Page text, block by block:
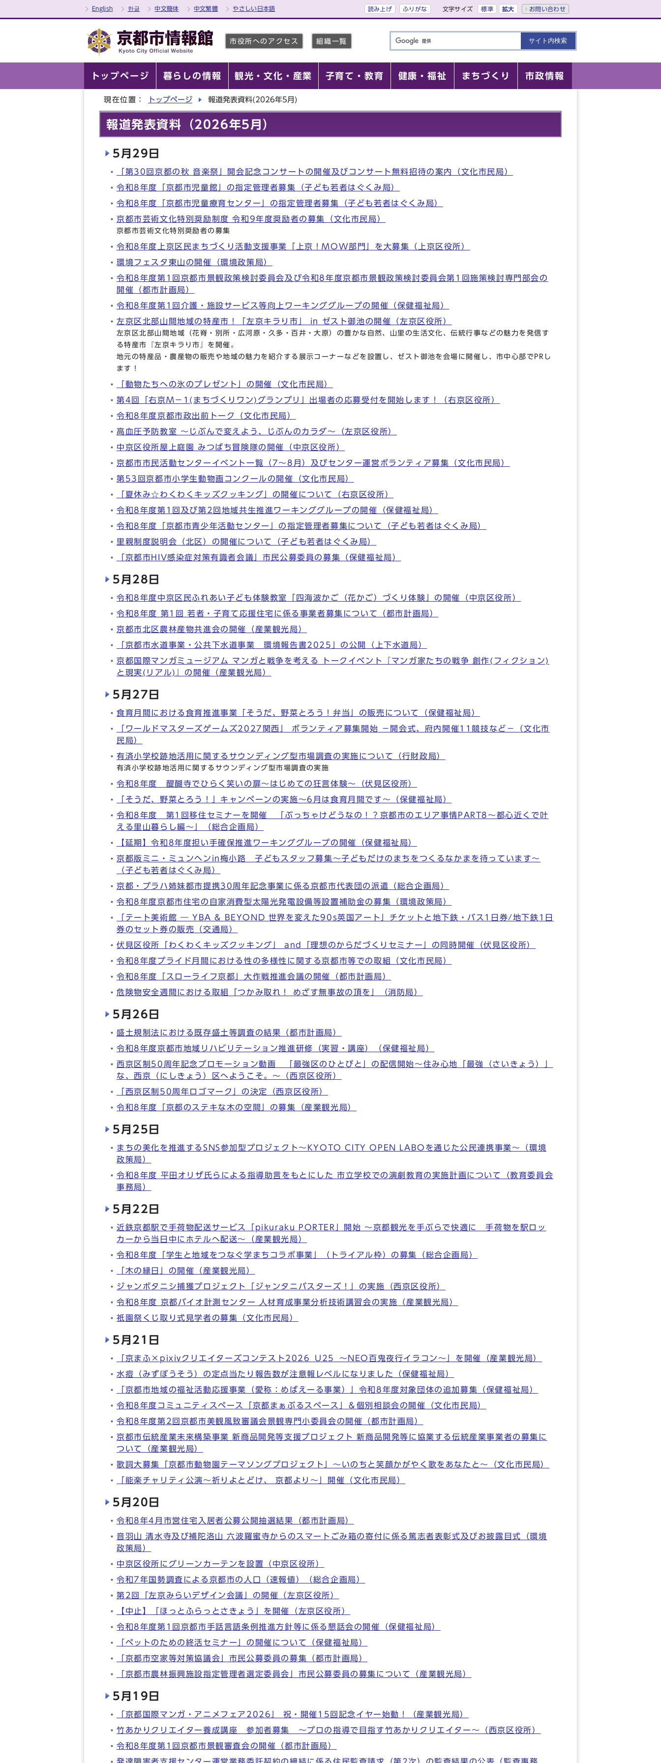
English 한글 中文簡体 中文繁體 やさしい日本語 読み上げ ふりがな 文字サイズ 標準 拡大 お問い合わせ
市役所へのアクセス 組織一覧
トップページ 暮らしの情報 観光・文化・産業 子育て・教育 健康・福祉 まちづくり 市政情報
現在位置： トップページ 報道発表資料(2026年5月)
報道発表資料（2026年5月）
5月29日
「第30回京都の秋 音楽祭」開会記念コンサートの開催及びコンサート無料招待の案内（文化市民局）
令和8年度「京都市児童館」の指定管理者募集（子ども若者はぐくみ局）
令和8年度「京都市児童療育センター」の指定管理者募集（子ども若者はぐくみ局）
京都市芸術文化特別奨励制度 令和9年度奨励者の募集（文化市民局）
京都市芸術文化特別奨励者の募集
令和8年度上京区民まちづくり活動支援事業「上京！MOW部門」を大募集（上京区役所）
環境フェスタ東山の開催（環境政策局）
令和8年度第1回京都市景観政策検討委員会及び令和8年度京都市景観政策検討委員会第1回施策検討専門部会の
開催（都市計画局）
令和8年度第1回介護・施設サービス等向上ワーキンググループの開催（保健福祉局）
左京区北部山間地域の特産市！「左京キラり市」 in ゼスト御池の開催（左京区役所）
左京区北部山間地域（花脊・別所・広河原・久多・百井・大原）の豊かな自然、山里の生活文化、伝統行事などの魅力を発信す
る特産市『左京キラり市』を開催。
地元の特産品・農産物の販売や地域の魅力を紹介する展示コーナーなどを設置し、ゼスト御池を会場に開催し、市中心部でPRし
ます！
「動物たちへの氷のプレゼント」の開催（文化市民局）
第4回「右京M－1(まちづくりワン)グランプリ」出場者の応募受付を開始します！（右京区役所）
令和8年度京都市政出前トーク（文化市民局）
高血圧予防教室 ～じぶんで変えよう、じぶんのカラダ～（左京区役所）
中京区役所屋上庭園 みつばち冒険隊の開催（中京区役所）
京都市市民活動センターイベント一覧（7～8月）及びセンター運営ボランティア募集（文化市民局）
第53回京都市小学生動物画コンクールの開催（文化市民局）
「夏休み☆わくわくキッズクッキング」の開催について（右京区役所）
令和8年度第1回及び第2回地域共生推進ワーキンググループの開催（保健福祉局）
令和8年度「京都市青少年活動センター」の指定管理者募集について（子ども若者はぐくみ局）
里親制度説明会（北区）の開催について（子ども若者はぐくみ局）
「京都市HIV感染症対策有識者会議」市民公募委員の募集（保健福祉局）
5月28日
令和8年度中京区民ふれあい子ども体験教室「四海波かご（花かご）づくり体験」の開催（中京区役所）
令和8年度 第1回 若者・子育て応援住宅に係る事業者募集について（都市計画局）
京都市北区農林産物共進会の開催（産業観光局）
「京都市水道事業・公共下水道事業 環境報告書2025」の公開（上下水道局）
京都国際マンガミュージアム マンガと戦争を考える トークイベント『マンガ家たちの戦争 創作(フィクション)
と現実(リアル)』の開催（産業観光局）
5月27日
食育月間における食育推進事業「そうだ、野菜とろう！弁当」の販売について（保健福祉局）
「ワールドマスターズゲームズ2027関西」 ボランティア募集開始 －開会式、府内開催11競技など－（文化市
民局）
有済小学校跡地活用に関するサウンディング型市場調査の実施について（行財政局）
有済小学校跡地活用に関するサウンディング型市場調査の実施
令和8年度 醍醐寺でひらく笑いの扉～はじめての狂言体験～（伏見区役所）
「そうだ、野菜とろう！」キャンペーンの実施～6月は食育月間です～（保健福祉局）
令和8年度 第1回移住セミナーを開催 「ぶっちゃけどうなの！？京都市のエリア事情PART8～都心近くで叶
える里山暮らし編～」（総合企画局）
【延期】令和8年度担い手確保推進ワーキンググループの開催（保健福祉局）
京都版ミニ・ミュンヘンin梅小路 子どもスタッフ募集～子どもだけのまちをつくるなかまを待っています～
（子ども若者はぐくみ局）
京都・プラハ姉妹都市提携30周年記念事業に係る京都市代表団の派遣（総合企画局）
令和8年度京都市住宅の自家消費型太陽光発電設備等設置補助金の募集（環境政策局）
「テート美術館 ― YBA & BEYOND 世界を変えた90s英国アート」チケットと地下鉄・バス1日券/地下鉄1日
券のセット券の販売（交通局）
伏見区役所「わくわくキッズクッキング」 and「理想のからだづくりセミナー」の同時開催（伏見区役所）
令和8年度プライド月間における性の多様性に関する京都市等での取組（文化市民局）
令和8年度「スローライフ京都」大作戦推進会議の開催（都市計画局）
危険物安全週間における取組「つかみ取れ！ めざす無事故の頂を」（消防局）
5月26日
盛土規制法における既存盛土等調査の結果（都市計画局）
令和8年度京都市地域リハビリテーション推進研修（実習・講座）（保健福祉局）
西京区制50周年記念プロモーション動画 「最強区のひとびと」の配信開始～住み心地「最強（さいきょう）」
な、西京（にしきょう）区へようこそ。～（西京区役所）
「西京区制50周年ロゴマーク」の決定（西京区役所）
令和8年度「京都のステキな木の空間」の募集（産業観光局）
5月25日
まちの美化を推進するSNS参加型プロジェクト～KYOTO CITY OPEN LABOを通じた公民連携事業～（環境
政策局）
令和8年度 平田オリザ氏らによる指導助言をもとにした 市立学校での演劇教育の実施計画について（教育委員会
事務局）
5月22日
近鉄京都駅で手荷物配送サービス「pikuraku PORTER」開始 ～京都観光を手ぶらで快適に 手荷物を駅ロッ
カーから当日中にホテルへ配送～（産業観光局）
令和8年度「学生と地域をつなぐ学まちコラボ事業」（トライアル枠）の募集（総合企画局）
「木の縁日」の開催（産業観光局）
ジャンボタニシ捕獲プロジェクト「ジャンタニバスターズ！」の実施（西京区役所）
令和8年度 京都バイオ計測センター 人材育成事業分析技術講習会の実施（産業観光局）
祇園祭くじ取り式見学者の募集（文化市民局）
5月21日
「京まふ×pixivクリエイターズコンテスト2026_U25_～NEO百鬼夜行イラコン～」を開催（産業観光局）
水痘（みずぼうそう）の定点当たり報告数が注意報レベルになりました（保健福祉局）
「京都市地域の福祉活動応援事業（愛称：めばえーる事業）」令和8年度対象団体の追加募集（保健福祉局）
令和8年度コミュニティスペース「京都まぁぶるスペース」＆個別相談会の開催（文化市民局）
令和8年度第2回京都市美観風致審議会景観専門小委員会の開催（都市計画局）
京都市伝統産業未来構築事業 新商品開発等支援プロジェクト 新商品開発等に協業する伝統産業事業者の募集に
ついて（産業観光局）
歌詞大募集「京都市動物園テーマソングプロジェクト」～いのちと笑顔かがやく歌をあなたと～（文化市民局）
「能楽チャリティ公演～祈りよとどけ、 京都より～」開催（文化市民局）
5月20日
令和8年4月市営住宅入居者公募公開抽選結果（都市計画局）
音羽山 清水寺及び補陀洛山 六波羅蜜寺からのスマートごみ箱の寄付に係る篤志者表彰式及びお披露目式（環境
政策局）
中京区役所にグリーンカーテンを設置（中京区役所）
令和7年国勢調査による京都市の人口（速報値）（総合企画局）
第2回「左京みらいデザイン会議」の開催（左京区役所）
【中止】「ほっとふらっとさきょう」を開催（左京区役所）
令和8年度第1回京都市手話言語条例推進方針等に係る懇話会の開催（保健福祉局）
「ペットのための終活セミナー」の開催について（保健福祉局）
「京都市空家等対策協議会」市民公募委員の募集（都市計画局）
「京都市農林振興施設指定管理者選定委員会」市民公募委員の募集について（産業観光局）
5月19日
「京都国際マンガ・アニメフェア2026」 祝・開催15回記念イヤー始動！（産業観光局）
竹あかりクリエイター養成講座 参加者募集 ～プロの指導で目指す竹あかりクリエイター～（西京区役所）
令和8年度第1回京都市景観審査会の開催（都市計画局）